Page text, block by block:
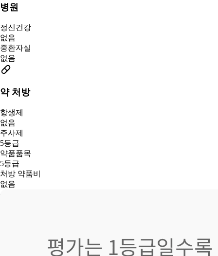
병원
정신건강
없음
중환자실
없음
약 처방
항생제
없음
주사제
5등급
약품품목
5등급
처방 약품비
없음